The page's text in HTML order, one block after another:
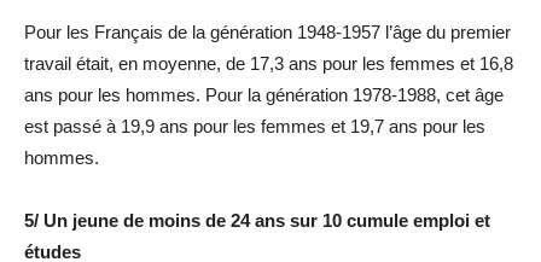
Pour les Français de la génération 1948-1957 l’âge du premier
travail était, en moyenne, de 17,3 ans pour les femmes et 16,8
ans pour les hommes. Pour la génération 1978-1988, cet âge
est passé à 19,9 ans pour les femmes et 19,7 ans pour les
hommes.
5/ Un jeune de moins de 24 ans sur 10 cumule emploi et
études